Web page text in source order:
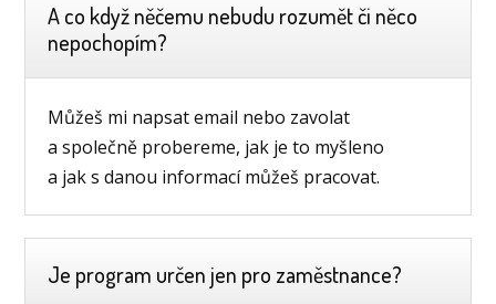
A co když něčemu nebudu rozumět či něco
nepochopím?
Můžeš mi napsat email nebo zavolat
a společně probereme, jak je to myšleno
a jak s danou informací můžeš pracovat.
Je program určen jen pro zaměstnance?